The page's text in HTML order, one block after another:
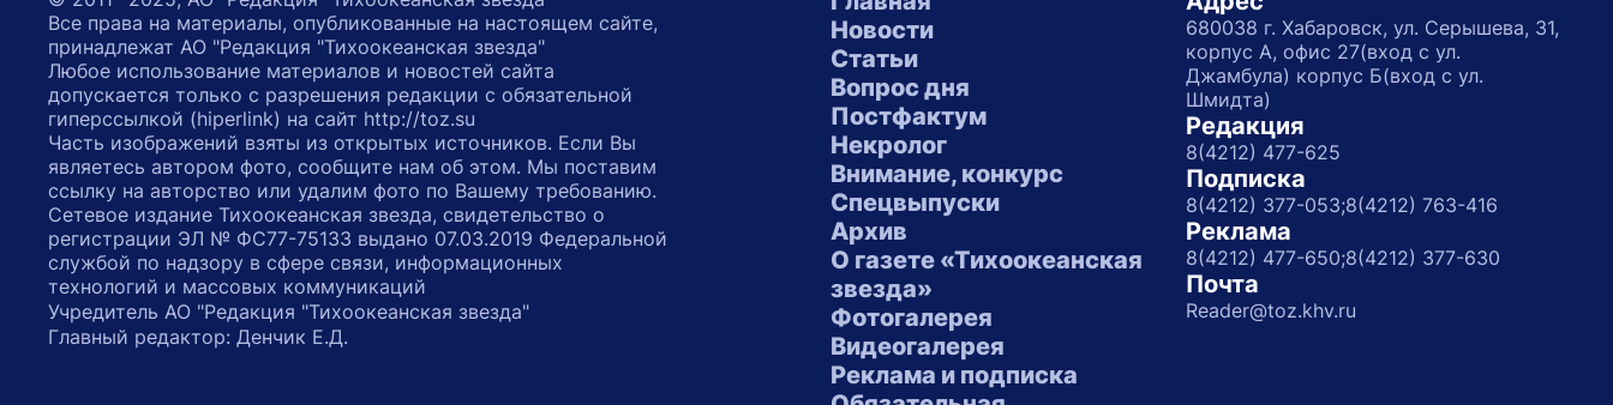
Новости
Статьи
Вопрос дня
Постфактум
Некролог
Внимание, конкурс
Спецвыпуски
Архив
О газете «Тихоокеанская
звезда»
Фотогалерея
Видеогалерея
Реклама и подписка
680038 г. Хабаровск, ул. Серышева, 31,
корпус А, офис 27(вход с ул.
Джамбула) корпус Б(вход с ул.
Шмидта)
Редакция
8(4212) 477-625
Подписка
8(4212) 377-053;8(4212) 763-416
Реклама
8(4212) 477-650;8(4212) 377-630
Почта
Reader@toz.khv.ru
Все права на материалы, опубликованные на настоящем сайте,
принадлежат АО "Редакция "Тихоокеанская звезда"
Любое использование материалов и новостей сайта
допускается только с разрешения редакции с обязательной
гиперссылкой (hiperlink) на сайт http://toz.su
Часть изображений взяты из открытых источников. Если Вы
являетесь автором фото, сообщите нам об этом. Мы поставим
ссылку на авторство или удалим фото по Вашему требованию.
Сетевое издание Тихоокеанская звезда, свидетельство о
регистрации ЭЛ № ФС77-75133 выдано 07.03.2019 Федеральной
службой по надзору в сфере связи, информационных
технологий и массовых коммуникаций
Учредитель АО "Редакция "Тихоокеанская звезда"
Главный редактор: Денчик Е.Д.